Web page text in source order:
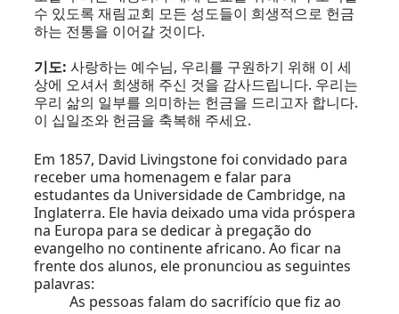
수 있도록 재림교회 모든 성도들이 희생적으로 헌금
하는 전통을 이어갈 것이다.
기도:사랑하는 예수님, 우리를 구원하기 위해 이 세
상에 오셔서 희생해 주신 것을 감사드립니다. 우리는
우리 삶의 일부를 의미하는 헌금을 드리고자 합니다.
이 십일조와 헌금을 축복해 주세요.
Em 1857, David Livingstone foi convidado para
receber uma homenagem e falar para
estudantes da Universidade de Cambridge, na
Inglaterra. Ele havia deixado uma vida próspera
na Europa para se dedicar à pregação do
evangelho no continente africano. Ao ficar na
frente dos alunos, ele pronunciou as seguintes
palavras:
As pessoas falam do sacrifício que fiz ao